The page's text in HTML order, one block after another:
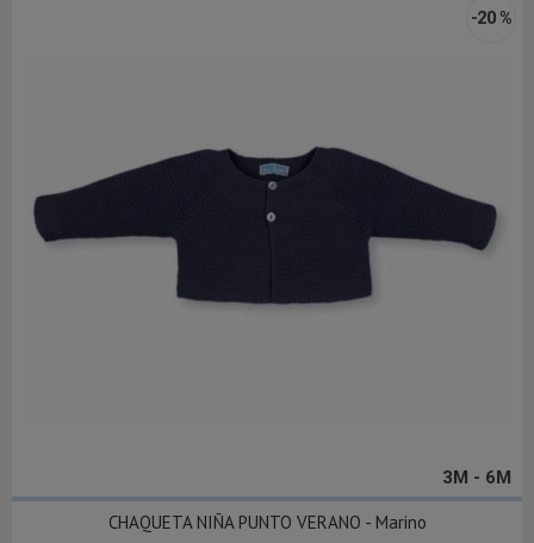
3M - 6M
-20 %
CHAQUETA NIÑA PUNTO VERANO - Marino